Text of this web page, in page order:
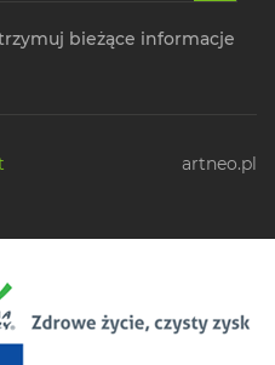
bieżące informacje
artneo.pl